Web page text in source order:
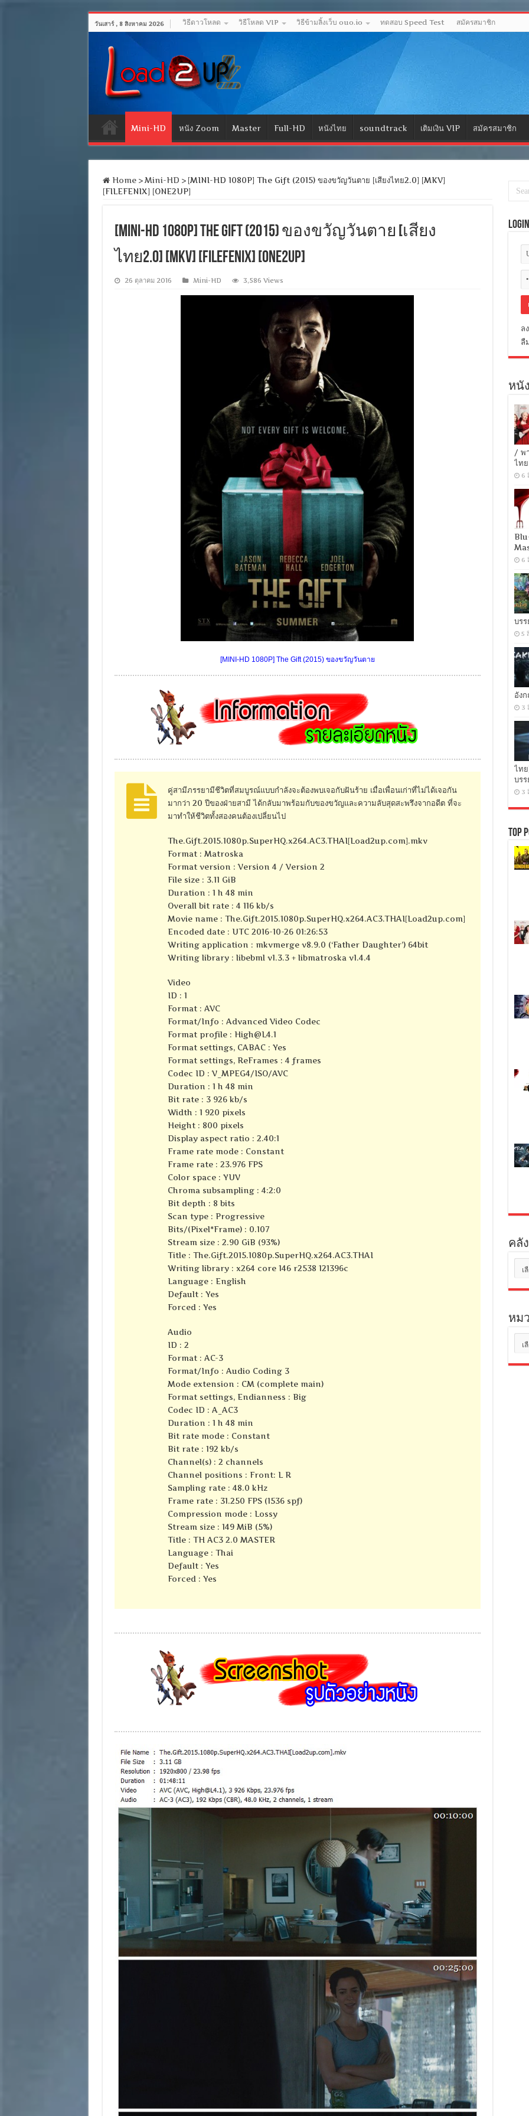
วันเสาร์ , 8 สิงหาคม 2026 วิธีดาวโหลด วิธีโหลด VIP วิธีข้ามลิ้งเว็บ ouo.io ทดสอบ Speed Test สมัครสมาชิก
Mini-HD หนัง Zoom Master Full-HD หนังไทย soundtrack เติมเงิน VIP สมัครสมาชิก
Home > Mini-HD > [MINI-HD 1080P] The Gift (2015) ของขวัญวันตาย [เสียงไทย2.0] [MKV]
[FILEFENIX] [ONE2UP]
[MINI-HD 1080P] The Gift (2015) ของขวัญวันตาย [เสียง
ไทย2.0] [MKV] [FILEFENIX] [ONE2UP]
26 ตุลาคม 2016 Mini-HD 3,586 Views
[MINI-HD 1080P] The Gift (2015) ของขวัญวันตาย
คู่สามีภรรยามีชีวิตที่สมบูรณ์แบบกำลังจะต้องพบเจอกับฝันร้าย เมื่อเพื่อนเก่าที่ไม่ได้เจอกัน
มากว่า 20 ปีของฝ่ายสามี ได้กลับมาพร้อมกับของขวัญและความลับสุดสะพรึงจากอดีต ที่จะ
มาทำให้ชีวิตทั้งสองคนต้องเปลี่ยนไป
The.Gift.2015.1080p.SuperHQ.x264.AC3.THAI[Load2up.com].mkv
Format : Matroska
Format version : Version 4 / Version 2
File size : 3.11 GiB
Duration : 1 h 48 min
Overall bit rate : 4 116 kb/s
Movie name : The.Gift.2015.1080p.SuperHQ.x264.AC3.THAI[Load2up.com]
Encoded date : UTC 2016-10-26 01:26:53
Writing application : mkvmerge v8.9.0 (‘Father Daughter’) 64bit
Writing library : libebml v1.3.3 + libmatroska v1.4.4
Video
ID : 1
Format : AVC
Format/Info : Advanced Video Codec
Format profile : High@L4.1
Format settings, CABAC : Yes
Format settings, ReFrames : 4 frames
Codec ID : V_MPEG4/ISO/AVC
Duration : 1 h 48 min
Bit rate : 3 926 kb/s
Width : 1 920 pixels
Height : 800 pixels
Display aspect ratio : 2.40:1
Frame rate mode : Constant
Frame rate : 23.976 FPS
Color space : YUV
Chroma subsampling : 4:2:0
Bit depth : 8 bits
Scan type : Progressive
Bits/(Pixel*Frame) : 0.107
Stream size : 2.90 GiB (93%)
Title : The.Gift.2015.1080p.SuperHQ.x264.AC3.THAI
Writing library : x264 core 146 r2538 121396c
Language : English
Default : Yes
Forced : Yes
Audio
ID : 2
Format : AC-3
Format/Info : Audio Coding 3
Mode extension : CM (complete main)
Format settings, Endianness : Big
Codec ID : A_AC3
Duration : 1 h 48 min
Bit rate mode : Constant
Bit rate : 192 kb/s
Channel(s) : 2 channels
Channel positions : Front: L R
Sampling rate : 48.0 kHz
Frame rate : 31.250 FPS (1536 spf)
Compression mode : Lossy
Stream size : 149 MiB (5%)
Title : TH AC3 2.0 MASTER
Language : Thai
Default : Yes
Forced : Yes
Login
ล
ลื
หนั
/ พ
ไท
6
6
บร
5
อัง
3
ไท
บร
3
Top
คลั
เก็บ
หม
หมู่